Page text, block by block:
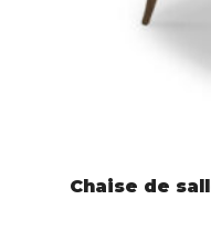
Chaise de